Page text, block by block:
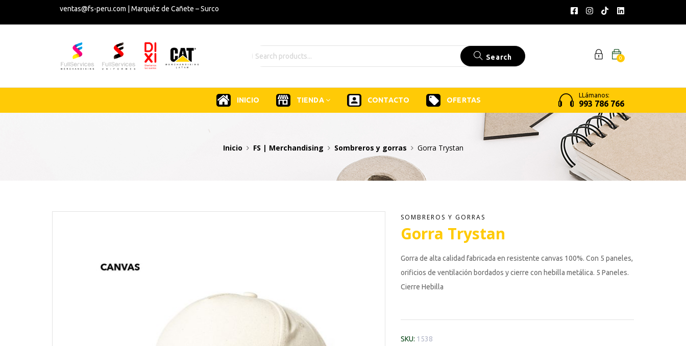
ventas@fs-peru.com | Marquéz de Cañete – Surco
Search 0
INICIO TIENDA CONTACTO OFERTAS
LLámanos:
993 786 766
Inicio FS | Merchandising Sombreros y gorras Gorra Trystan
SOMBREROS Y GORRAS
Gorra Trystan
Gorra de alta calidad fabricada en resistente canvas 100%. Con 5 paneles,
orificios de ventilación bordados y cierre con hebilla metálica. 5 Paneles.
Cierre Hebilla
SKU: 1538